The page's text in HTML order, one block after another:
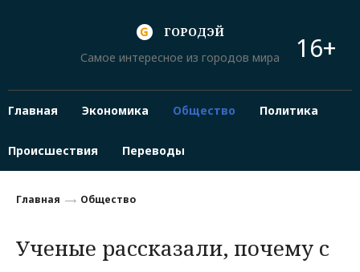
ГОРОДЭЙ
Самое интересное из городов мира
16+
Главная Экономика Общество Политика
Происшествия Переводы
Главная Общество
Ученые рассказали, почему с